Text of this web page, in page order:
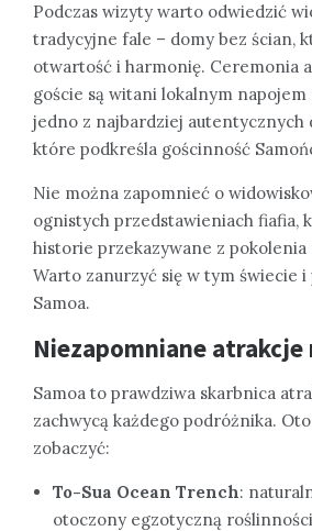
Podczas wizyty warto odwiedzić
tradycyjne fale – domy bez ścian,
otwartość i harmonię. Ceremonia
goście są witani lokalnym
jedno z najbardziej autentycznych
które podkreśla gościnność
Nie można zapomnieć o
ognistych przedstawieniach fiafia,
historie przekazywane z pokolenia
Warto zanurzyć się w tym świecie i
Samoa.
Niezapomniane atrakcje
Samoa to prawdziwa skarbnica
zachwycą każdego podróżnika.
zobaczyć:
To-Sua Ocean Trench:
otoczony egzotyczną